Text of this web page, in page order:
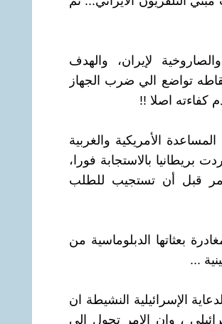
لإيران، والهدف
تواضع الي ضرب الجهاز
كفاءته اصلا !!
الأمريكية والغربية
بريطانيا بالاستجابة فورا،
قبل أن تستجيب للطلب
بعثاتها الدبلوماسية من
...
الإسرائيلية النشيطة ان
، وان الامر تحول الي